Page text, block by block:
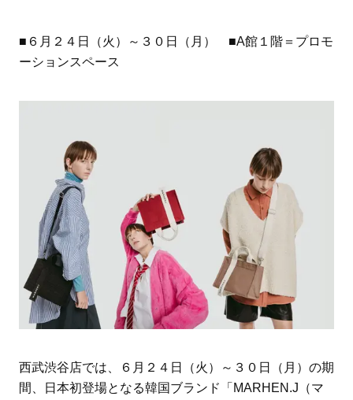
ママとパパに贈る「ジェンダーレ
■６月２４日（火）～３０日（月） ■A館１階＝プロモ
ーションスペース
西武渋谷店では、６月２４日（火）～３０日（月）の期
間、日本初登場となる韓国ブランド「MARHEN.J（マ